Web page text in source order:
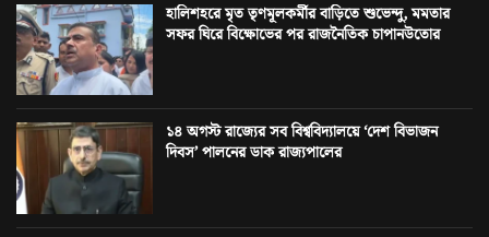
হালিশহরে মৃত তৃণমূলকর্মীর বাড়িতে শুভেন্দু, মমতার
সফর ঘিরে বিক্ষোভের পর রাজনৈতিক চাপানউতোর
১৪ অগস্ট রাজ্যের সব বিশ্ববিদ্যালয়ে ‘দেশ বিভাজন
দিবস’ পালনের ডাক রাজ্যপালের